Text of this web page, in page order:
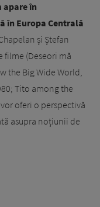
apare în
în Europa Centrală
și Ștefan
filme (Deseori mă
the Big Wide World,
Tito among the
oferi o perspectivă
asupra noțiunii de